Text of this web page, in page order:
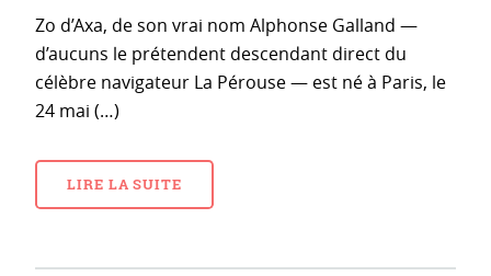
Zo d’Axa, de son vrai nom Alphonse Galland —
d’aucuns le prétendent descendant direct du
célèbre navigateur La Pérouse — est né à Paris, le
24 mai (…)
LIRE LA SUITE